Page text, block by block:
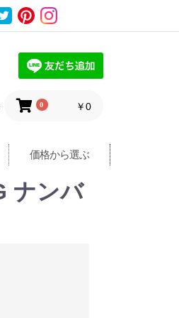
0 ￥0
価格から選ぶ
ナンバ